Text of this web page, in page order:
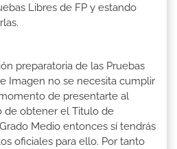
Libres de FP y estando
preparatoria de las Pruebas
Imagen no se necesita cumplir
de presentarte al
de obtener el Titulo de
Medio entonces sí tendrás
oficiales para ello. Por tanto